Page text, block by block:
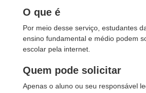
O que é
Por meio desse serviço, estudantes
ensino fundamental e médio podem
escolar pela internet.
Quem pode solicitar
Apenas o aluno ou seu responsável